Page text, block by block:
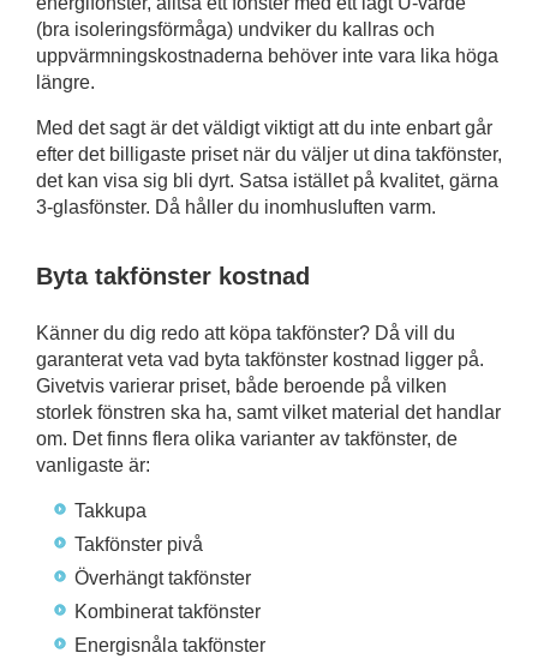
(bra isoleringsförmåga) undviker du kallras och
uppvärmningskostnaderna behöver inte vara lika höga
längre.
Med det sagt är det väldigt viktigt att du inte enbart går
efter det billigaste priset när du väljer ut dina takfönster,
det kan visa sig bli dyrt. Satsa istället på kvalitet, gärna
3-glasfönster. Då håller du inomhusluften varm.
Byta takfönster kostnad
Känner du dig redo att köpa takfönster? Då vill du
garanterat veta vad byta takfönster kostnad ligger på.
Givetvis varierar priset, både beroende på vilken
storlek fönstren ska ha, samt vilket material det handlar
om. Det finns flera olika varianter av takfönster, de
vanligaste är:
Takkupa
Takfönster pivå
Överhängt takfönster
Kombinerat takfönster
Energisnåla takfönster